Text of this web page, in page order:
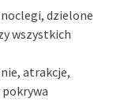
dzielone
wszystkich
atrakcje,